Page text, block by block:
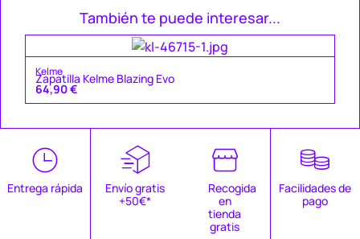
También te puede interesar...
Kelme
Zapatilla Kelme Blazing Evo
64,90€
Entrega rápida
Envío gratis
+50€*
Recogida
en
tienda
gratis
Facilidades de
pago